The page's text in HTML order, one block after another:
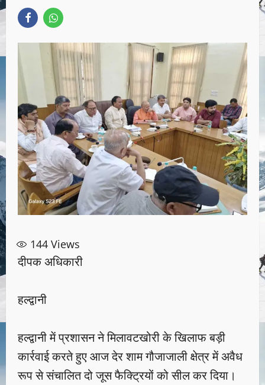
144 Views
दीपक अधिकारी
हल्द्वानी
हल्द्वानी में प्रशासन ने मिलावटखोरी के खिलाफ बड़ी
कार्रवाई करते हुए आज देर शाम गौजाजाली क्षेत्र में अवैध
रूप से संचालित दो जूस फैक्ट्रियों को सील कर दिया।